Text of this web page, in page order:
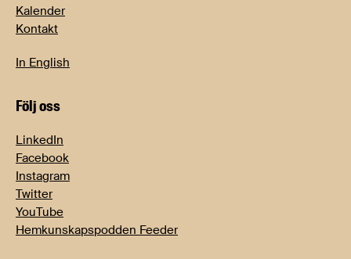
Kalender
Kontakt
In English
Följ oss
LinkedIn
Facebook
Instagram
Twitter
YouTube
Hemkunskapspodden Feeder